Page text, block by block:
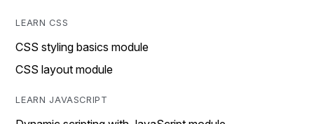
LEARN CSS
CSS styling basics module
CSS layout module
LEARN JAVASCRIPT